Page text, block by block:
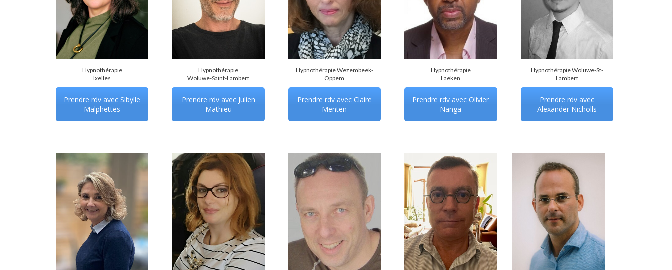
Hypnothérapie
Ixelles
Prendre rdv avec Sibylle
Malphettes
Hypnothérapie
Woluwe-Saint-Lambert
Prendre rdv avec Julien
Mathieu
Hypnothérapie Wezembeek-
Oppem
Prendre rdv avec Claire
Menten
Hypnothérapie
Laeken
Prendre rdv avec Olivier
Nanga
Hypnothérapie Woluwe-St-
Lambert
Prendre rdv avec
Alexander Nicholls